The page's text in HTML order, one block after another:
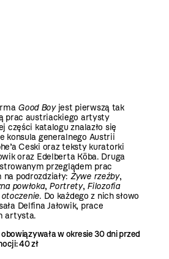
Good Boyjest pierwszą tak
prac austriackiego artysty
części katalogu znalazło się
konsula generalnego Austrii
Ceski oraz teksty kuratorki
oraz Edelberta Köba. Druga
przeglądem prac
podrozdziały: Żywe rzeźby,
powłoka, Portrety, Filozofia
. Do każdego z nich słowo
Delfina Jałowik, prace
artysta.
w okresie 30 dni przed
40 zł